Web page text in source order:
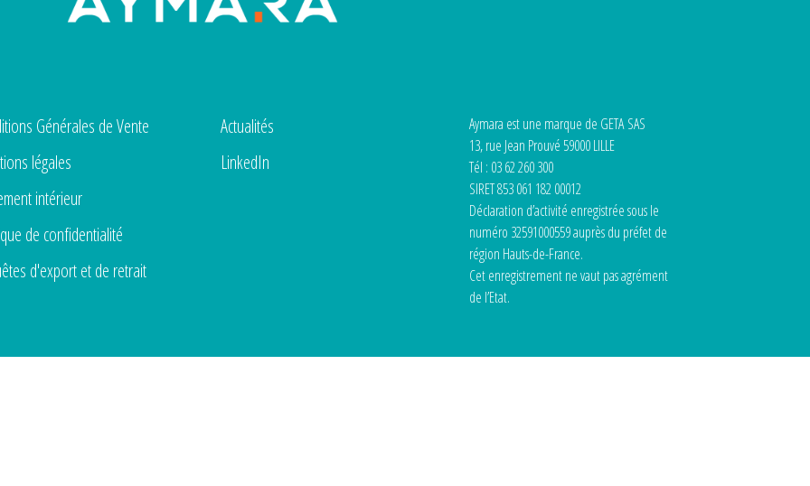
Générales de Vente
légales
intérieur
de confidentialité
d'export et de retrait
Actualités
LinkedIn
Aymara est une marque de GETA SAS
13, rue Jean Prouvé 59000 LILLE
Tél : 03 62 260 300
SIRET 853 061 182 00012
Déclaration d’activité enregistrée sous le
numéro 32591000559 auprès du préfet de
région Hauts-de-France.
Cet enregistrement ne vaut pas agrément
de l’Etat.